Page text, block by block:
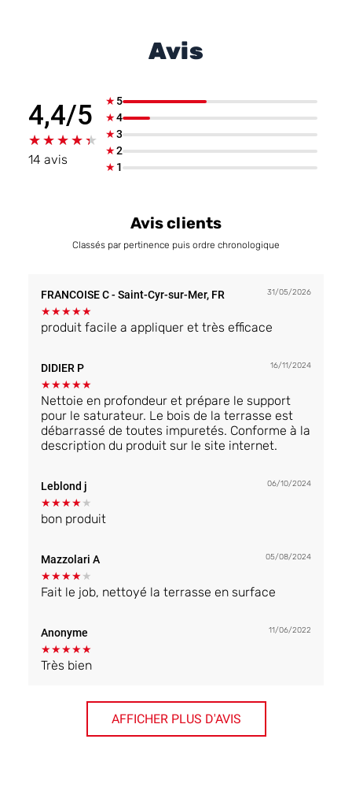
Avis
4,4/5
★★★★★
★★★★★
14 avis
★5
★4
★3
★2
★1
Avis clients
Classés par pertinence puis ordre chronologique
FRANCOISE C- Saint-Cyr-sur-Mer, FR 31/05/2026
★★★★★
produit facile a appliquer et très efficace
DIDIER P 16/11/2024
★★★★★
Nettoie en profondeur et prépare le support
pour le saturateur. Le bois de la terrasse est
débarrassé de toutes impuretés. Conforme à la
description du produit sur le site internet.
Leblond j 06/10/2024
★★★★★
bon produit
Mazzolari A 05/08/2024
★★★★★
Fait le job, nettoyé la terrasse en surface
Anonyme 11/06/2022
★★★★★
Très bien
AFFICHER PLUS D'AVIS